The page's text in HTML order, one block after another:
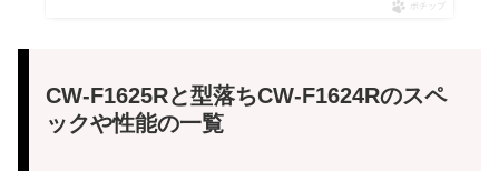
ポチップ
CW-F1625Rと型落ちCW-F1624Rのスペ
ックや性能の一覧